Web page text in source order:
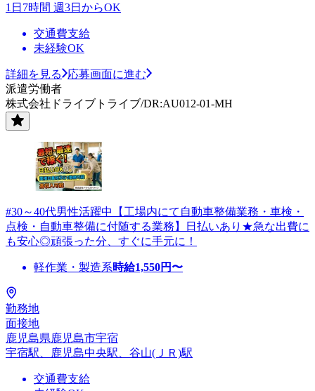
1日7時間 週3日からOK
交通費支給
未経験OK
詳細を見る
応募画面に進む
派遣労働者
株式会社ドライブトライブ/DR:AU012-01-MH
#30～40代男性活躍中【工場内にて自動車整備業務・車検・
点検・自動車整備に付随する業務】日払いあり★急な出費に
も安心◎頑張った分、すぐに手元に！
軽作業・製造系時給1,550円〜
勤務地
面接地
鹿児島県鹿児島市宇宿
宇宿駅、鹿児島中央駅、谷山(ＪＲ)駅
交通費支給